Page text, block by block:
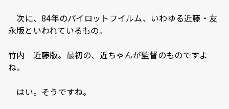
―― 次に、84年のパイロットフイルム、いわゆる近藤・友
永版といわれているもの。
竹内 近藤版。最初の、近ちゃんが監督のものですよ
ね。
―― はい。そうですね。